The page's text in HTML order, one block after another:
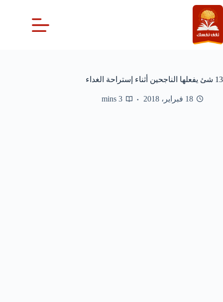
التجاوز
إلى
المحتوى
13 شئ يفعلها الناجحين أثناء إستراحة الغداء
18 فبراير، 2018 3 mins